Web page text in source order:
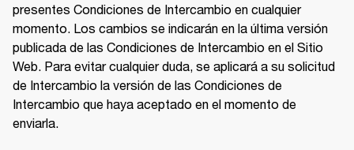
presentes Condiciones de Intercambio en cualquier
momento. Los cambios se indicarán en la última versión
publicada de las Condiciones de Intercambio en el Sitio
Web. Para evitar cualquier duda, se aplicará a su solicitud
de Intercambio la versión de las Condiciones de
Intercambio que haya aceptado en el momento de
enviarla.